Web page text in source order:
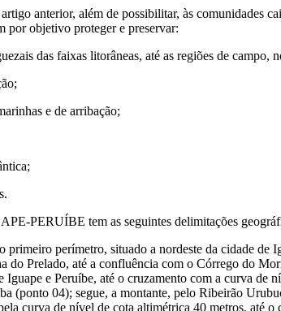
anterior, além de possibilitar, às comunidades
por objetivo proteger e preservar:
das faixas litorâneas, até as regiões de campo,
e de arribação;
PERUÍBE tem as seguintes delimitações
primeiro perímetro, situado a nordeste da cidade
do Prelado, até a confluência com o Córrego do
e Peruíbe, até o cruzamento com a curva de
(ponto 04); segue, a montante, pelo Ribeirão
curva de nível de cota altimétrica 40 metros, até